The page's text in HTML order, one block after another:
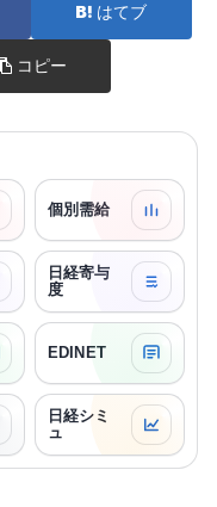
はてブ
コピー
個別需給
日経寄与
度
EDINET
日経シミ
ュ